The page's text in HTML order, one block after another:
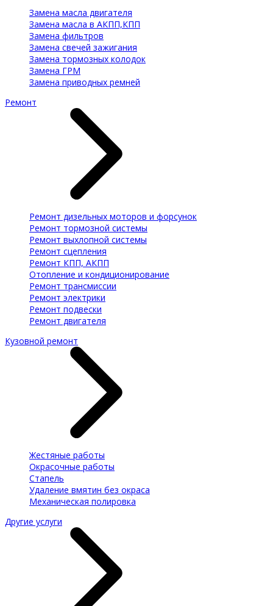
Замена масла двигателя
Замена масла в АКПП,КПП
Замена фильтров
Замена свечей зажигания
Замена тормозных колодок
Замена ГРМ
Замена приводных ремней
Ремонт
Ремонт дизельных моторов и форсунок
Ремонт тормозной системы
Ремонт выхлопной системы
Ремонт сцепления
Ремонт КПП, АКПП
Отопление и кондиционирование
Ремонт трансмиссии
Ремонт электрики
Ремонт подвески
Ремонт двигателя
Кузовной ремонт
Жестяные работы
Окрасочные работы
Стапель
Удаление вмятин без окраса
Механическая полировка
Другие услуги